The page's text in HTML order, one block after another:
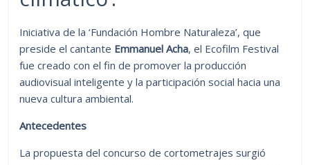
Iniciativa de la ‘Fundación Hombre Naturaleza’, que
preside el cantante Emmanuel Acha, el Ecofilm Festival
fue creado con el fin de promover la producción
audiovisual inteligente y la participación social hacia una
nueva cultura ambiental.
Antecedentes
La propuesta del concurso de cortometrajes surgió